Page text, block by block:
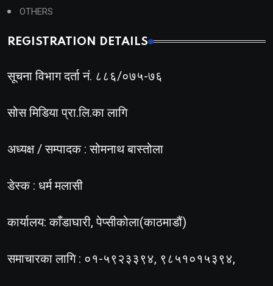
OTHERS
REGISTRATION DETAILS
सूचना विभाग दर्ता नं. ८८६/०७५-७६
सोस मिडिया प्रा.लि.का लागि
अध्यक्ष / सम्पादक : सोमनाथ बास्तोला
डेस्क : धर्म मलासी
कार्यालय: काँडाघारी, पेप्सीकोला(काठमाडौं)
समाचारका लागि : ०१-५९२३३९४, ९८५१०१५३९४,